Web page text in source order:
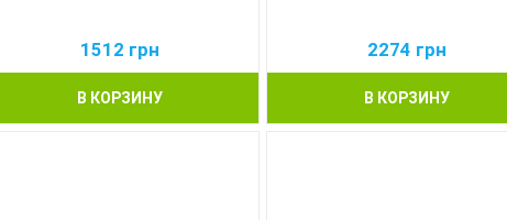
1512 грн
В КОРЗИНУ
2274 грн
В КОРЗИНУ